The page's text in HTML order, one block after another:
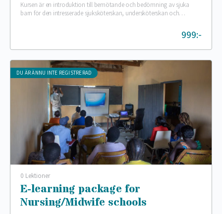
Kursen är en introduktion till bemötande och bedömning av sjuka
barn för den intresserade sjuksköterskan, undersköterskan och
999:-
DU ÄR ÄNNU INTE REGISTRERAD
0 Lektioner
E-learning package for
Nursing/Midwife schools